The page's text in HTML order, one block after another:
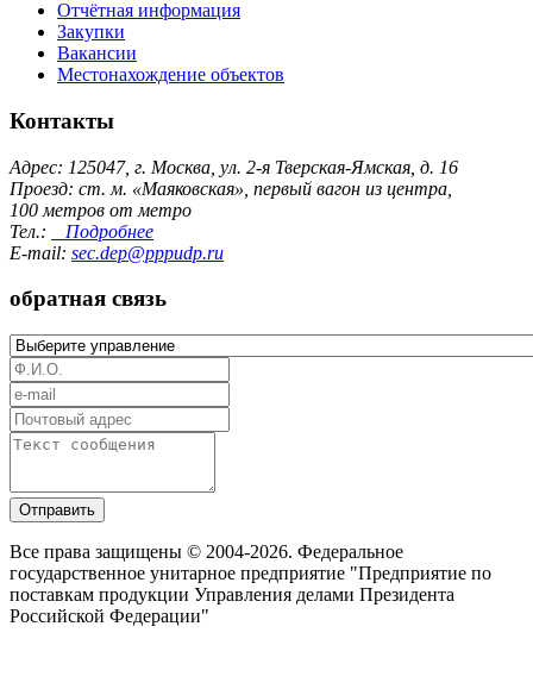
Отчётная информация
Закупки
Вакансии
Местонахождение объектов
Контакты
Адрес: 125047, г. Москва, ул. 2-я Тверская-Ямская, д. 16
Проезд: ст. м. «Маяковская», первый вагон из центра,
100 метров от метро
Тел.:
Подробнее
E-mail: sec.dep@pppudp.ru
обратная связь
Отправить
Все права защищены © 2004-2026. Федеральное
государственное унитарное предприятие "Предприятие по
поставкам продукции Управления делами Президента
Российской Федерации"